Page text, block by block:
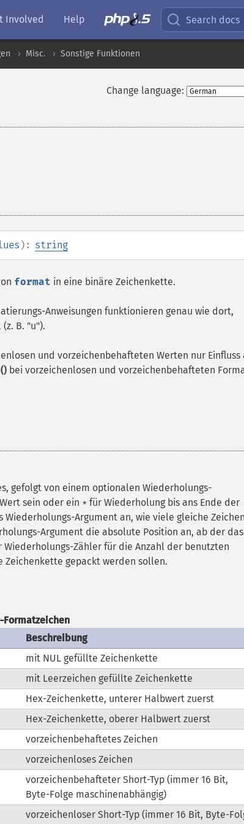
Involved Help Search docs
Misc. Sonstige Funktionen
Change language:
): string
format in eine binäre Zeichenkette.
Anweisungen funktionieren genau wie dort,
B. "u").
und vorzeichenbehafteten Werten nur Einfluss
bei vorzeichenlosen und vorzeichenbehafteten
gefolgt von einem optionalen Wiederholungs-
sein oder ein * für Wiederholung bis ans Ende der
Wiederholungs-Argument an, wie viele gleiche
Argument die absolute Position an, ab der das
Zähler für die Anzahl der benutzten
Zeichenkette gepackt werden sollen.
-Formatzeichen
Beschreibung
mit NUL gefüllte Zeichenkette
mit Leerzeichen gefüllte Zeichenkette
Hex-Zeichenkette, unterer Halbwert zuerst
Hex-Zeichenkette, oberer Halbwert zuerst
vorzeichenbehaftetes Zeichen
vorzeichenloses Zeichen
vorzeichenbehafteter Short-Typ (immer 16 Bit,
Byte-Folge maschinenabhängig)
vorzeichenloser Short-Typ (immer 16 Bit, Byte-